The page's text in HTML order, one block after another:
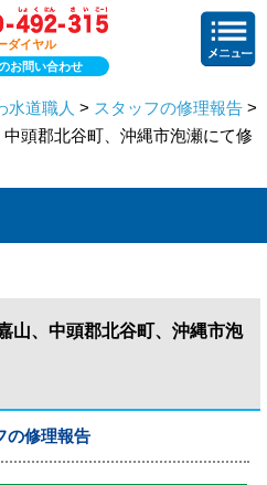
ダイヤル
お問い合わせ
水道職人 > スタッフの修理報告 >
頭郡北谷町、沖縄市泡瀬にて修
山、中頭郡北谷町、沖縄市泡
の修理報告